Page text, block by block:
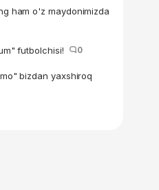
ham o'z maydonimizda
futbolchisi! 0
bizdan yaxshiroq